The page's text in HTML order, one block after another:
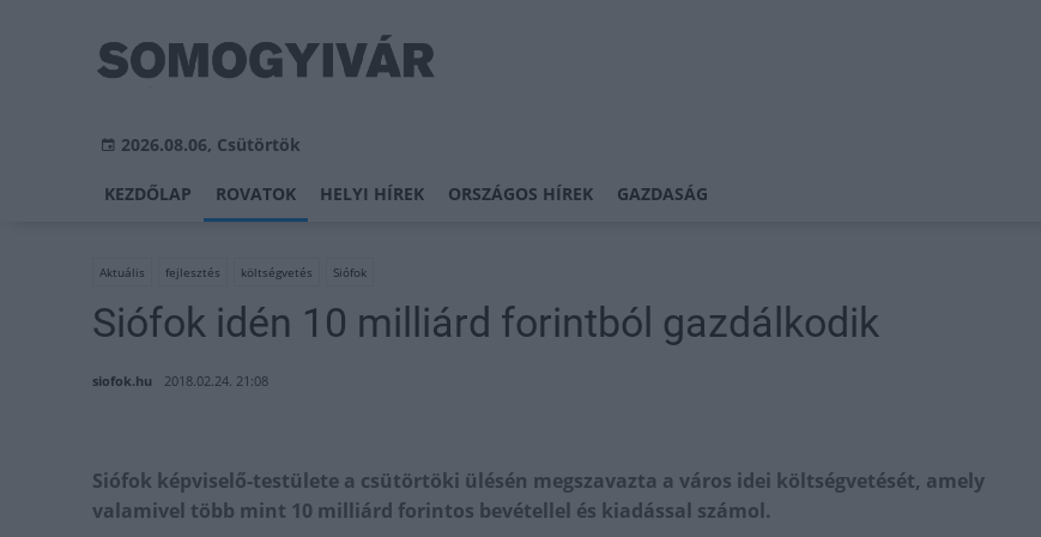
2026.08.06, Csütörtök
KEZDŐLAP ROVATOK HELYI HÍREK ORSZÁGOS HÍREK GAZDASÁG
Aktuális fejlesztés költségvetés Siófok
Siófok idén 10 milliárd forintból gazdálkodik
siofok.hu 2018.02.24. 21:08
Siófok képviselő-testülete a csütörtöki ülésén megszavazta a város idei költségvetését, amely
valamivel több mint 10 milliárd forintos bevétellel és kiadással számol.